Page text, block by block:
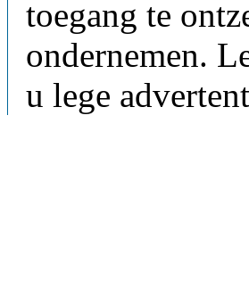
toegang te
ondernemen.
u lege